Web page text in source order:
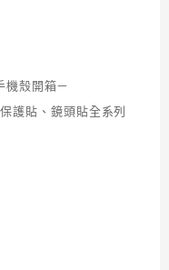
殼開箱－
護貼、鏡頭貼全系列